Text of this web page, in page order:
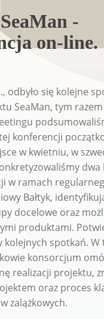
-
on-line.
odbyło się kolejne
SeaMan, tym
konferencji
w kwietniu, w
w ramach
Bałtyk,
docelowe oraz
produktami.
spotkań. W
konsorcjum
realizacji projektu,
oraz proces
zalążkowych.